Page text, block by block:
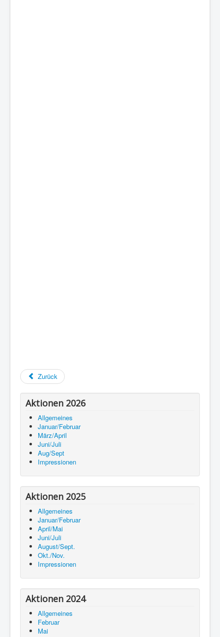
Zurück
Aktionen 2026
Allgemeines
Januar/Februar
März/April
Juni/Juli
Aug/Sept
Impressionen
Aktionen 2025
Allgemeines
Januar/Februar
April/Mai
Juni/Juli
August/Sept.
Okt./Nov.
Impressionen
Aktionen 2024
Allgemeines
Februar
Mai